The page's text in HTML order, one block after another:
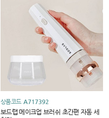
상품코드 A717392
보드랩 메이크업 브러쉬 초간편 자동 세